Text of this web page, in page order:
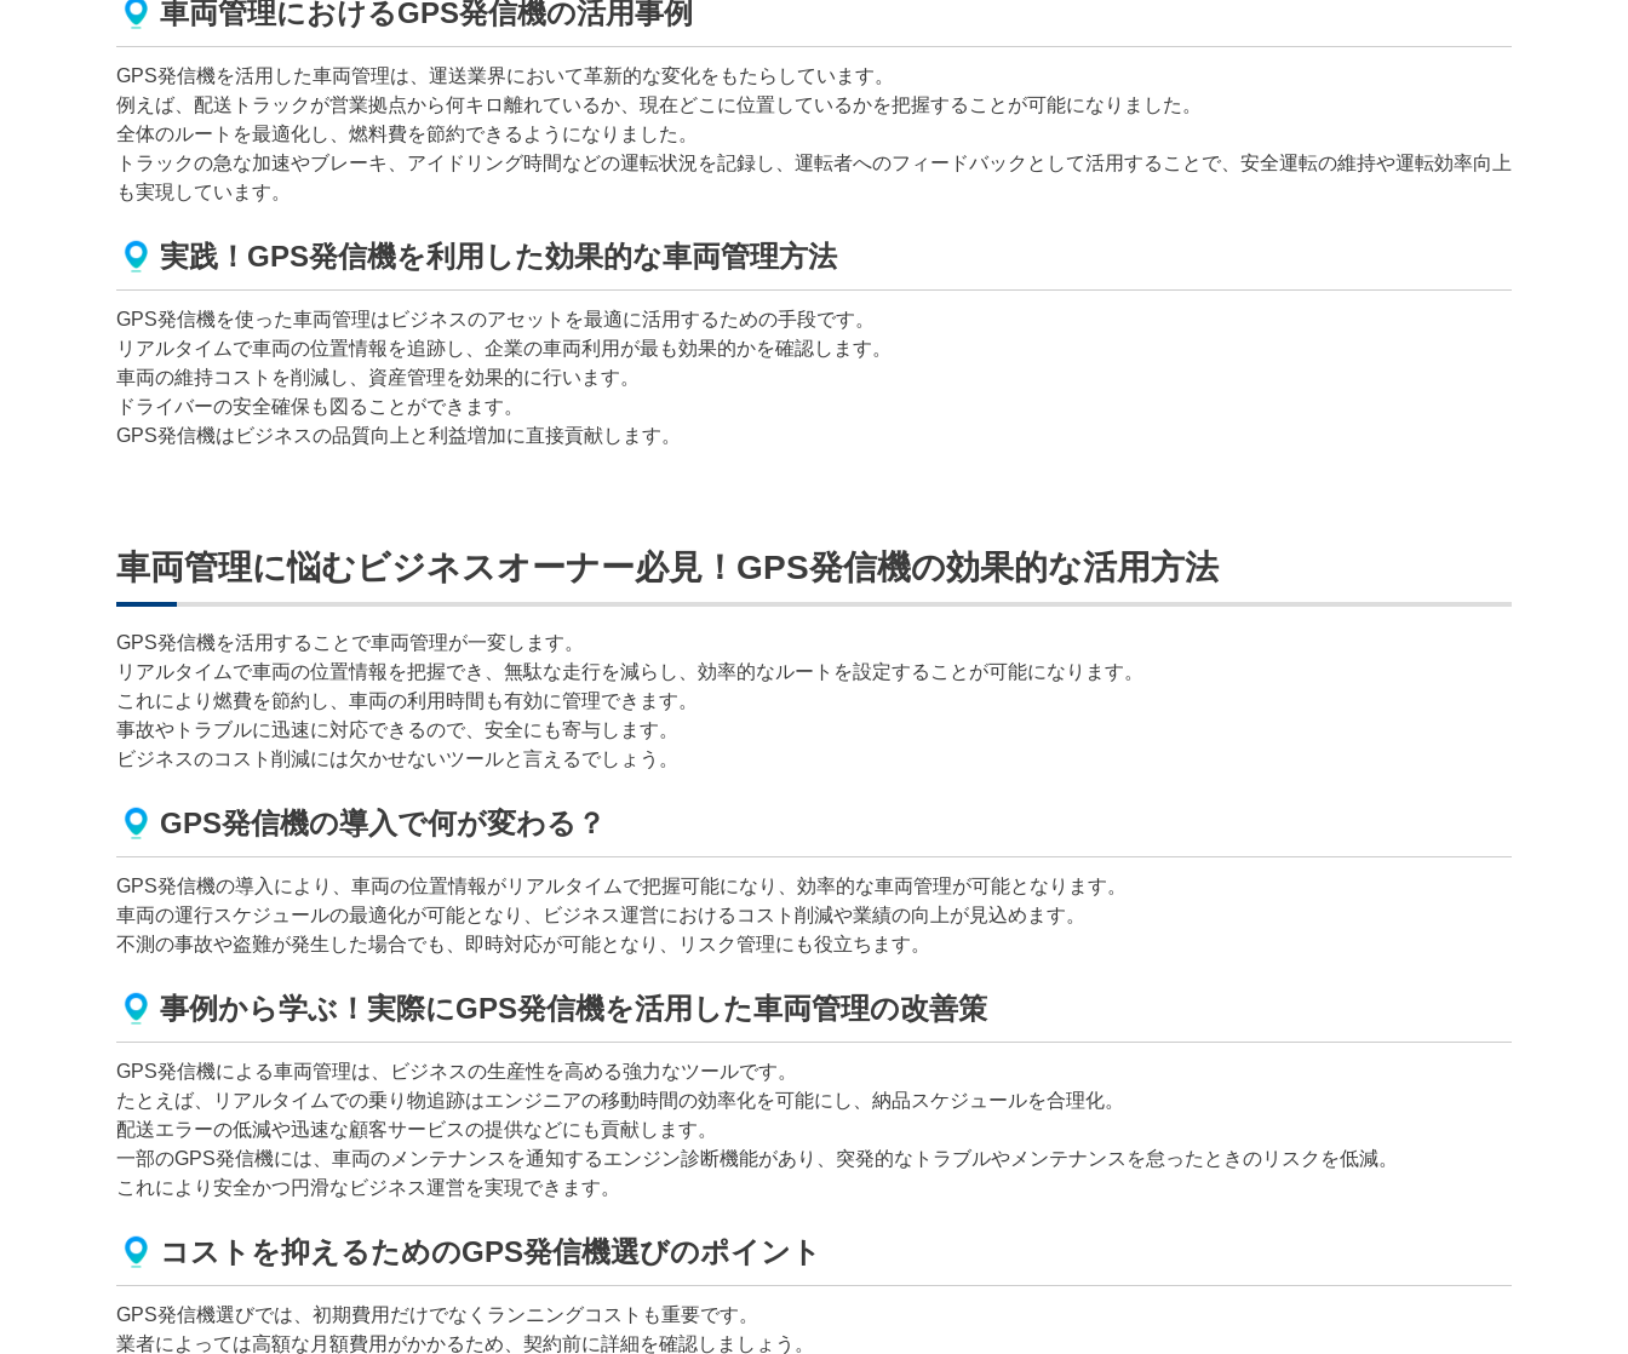
車両管理におけるGPS発信機の活用事例
GPS発信機を活用した車両管理は、運送業界において革新的な変化をもたらしています。
例えば、配送トラックが営業拠点から何キロ離れているか、現在どこに位置しているかを把握することが可能になりました。
全体のルートを最適化し、燃料費を節約できるようになりました。
トラックの急な加速やブレーキ、アイドリング時間などの運転状況を記録し、運転者へのフィードバックとして活用することで、安全運転の維持や運転効率向上
も実現しています。
実践！GPS発信機を利用した効果的な車両管理方法
GPS発信機を使った車両管理はビジネスのアセットを最適に活用するための手段です。
リアルタイムで車両の位置情報を追跡し、企業の車両利用が最も効果的かを確認します。
車両の維持コストを削減し、資産管理を効果的に行います。
ドライバーの安全確保も図ることができます。
GPS発信機はビジネスの品質向上と利益増加に直接貢献します。
車両管理に悩むビジネスオーナー必見！GPS発信機の効果的な活用方法
GPS発信機を活用することで車両管理が一変します。
リアルタイムで車両の位置情報を把握でき、無駄な走行を減らし、効率的なルートを設定することが可能になります。
これにより燃費を節約し、車両の利用時間も有効に管理できます。
事故やトラブルに迅速に対応できるので、安全にも寄与します。
ビジネスのコスト削減には欠かせないツールと言えるでしょう。
GPS発信機の導入で何が変わる？
GPS発信機の導入により、車両の位置情報がリアルタイムで把握可能になり、効率的な車両管理が可能となります。
車両の運行スケジュールの最適化が可能となり、ビジネス運営におけるコスト削減や業績の向上が見込めます。
不測の事故や盗難が発生した場合でも、即時対応が可能となり、リスク管理にも役立ちます。
事例から学ぶ！実際にGPS発信機を活用した車両管理の改善策
GPS発信機による車両管理は、ビジネスの生産性を高める強力なツールです。
たとえば、リアルタイムでの乗り物追跡はエンジニアの移動時間の効率化を可能にし、納品スケジュールを合理化。
配送エラーの低減や迅速な顧客サービスの提供などにも貢献します。
一部のGPS発信機には、車両のメンテナンスを通知するエンジン診断機能があり、突発的なトラブルやメンテナンスを怠ったときのリスクを低減。
これにより安全かつ円滑なビジネス運営を実現できます。
コストを抑えるためのGPS発信機選びのポイント
GPS発信機選びでは、初期費用だけでなくランニングコストも重要です。
業者によっては高額な月額費用がかかるため、契約前に詳細を確認しましょう。